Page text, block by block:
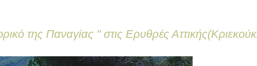
της Παναγίας '' στις Ερυθρές